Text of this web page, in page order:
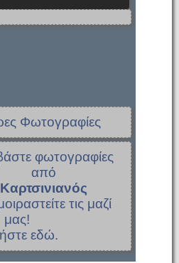
Φωτογραφίες
φωτογραφίες
από
Καρτσινιανός
τις μαζί
μας!
εδώ.